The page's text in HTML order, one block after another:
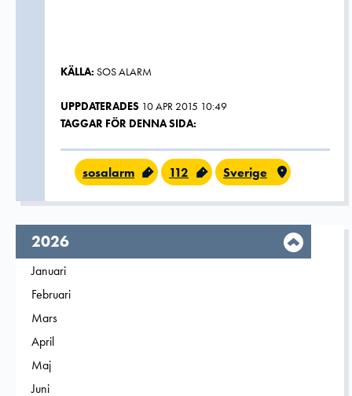
KÄLLA: SOS ALARM
UPPDATERADES 10 APR 2015 10:49
TAGGAR FÖR DENNA SIDA:
sosalarm 112 Sverige
År,
2026
Filtrera på
Januari
Filtrera på
Februari
Filtrera på
Mars
Filtrera på
April
Filtrera på
Maj
Filtrera på
Juni